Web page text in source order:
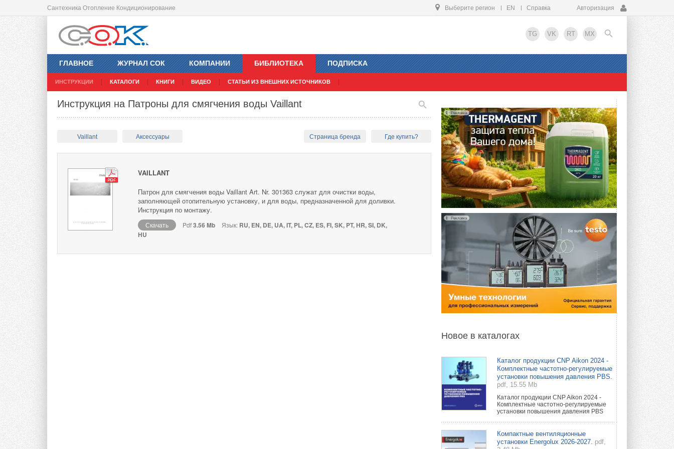
Сантехника Отопление Кондиционирование Выберите регион EN Справка Авторизация
TG VK RT MX
ГЛАВНОЕ ЖУРНАЛ СОК КОМПАНИИ БИБЛИОТЕКА
ИНСТРУКЦИИ КАТАЛОГИ КНИГИ ВИДЕО СТАТЬИ ИЗ ВНЕШНИХ ИСТОЧНИКОВ
ПОДПИСКА
EN
Инструкция на Патроны для смягчения воды Vaillant
Vaillant Аксессуары Страница бренда Где купить?
VAILLANT
Патрон для смягчения воды Vaillant Art. Nr. 301363 служат для очистки воды,
заполняющей отопительную установку, и для воды, предназначенной для доливки.
Инструкция по монтажу.
Скачать Pdf3.56 Mb Язык: RU, EN, DE, UA, IT, PL, CZ, ES, FI, SK, PT, HR, SI, DK,
HU
Реклама
Реклама
Новое в каталогах
Каталог продукции CNP Aikon 2024 -
Комплектные частотно-регулируемые
установки повышения давления PBS.
pdf, 15.55 Mb
Каталог продукции CNP Aikon 2024 -
Комплектные частотно-регулируемые
установки повышения давления PBS
Компактные вентиляционные
установки Energolux 2026-2027. pdf,